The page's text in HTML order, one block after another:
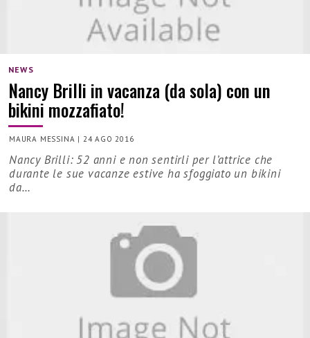
NEWS
Nancy Brilli in vacanza (da sola) con un
bikini mozzafiato!
MAURA MESSINA | 24 AGO 2016
Nancy Brilli: 52 anni e non sentirli per l’attrice che
durante le sue vacanze estive ha sfoggiato un bikini
da…